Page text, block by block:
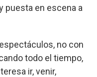
puesta en escena a
no con
todo el tiempo,
ir, venir,